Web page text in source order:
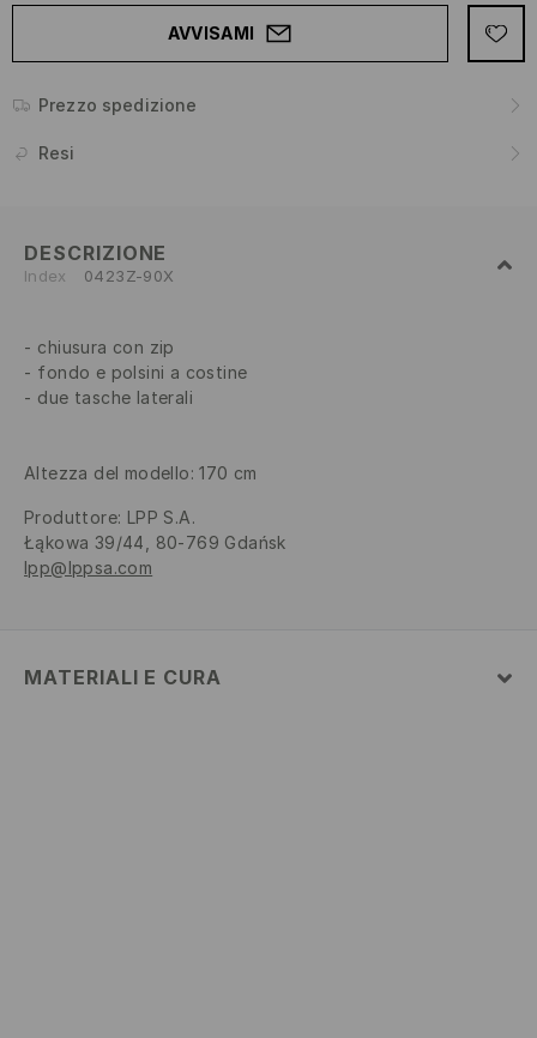
AVVISAMI
Prezzo spedizione
Resi
DESCRIZIONE
Index 0423Z-90X
chiusura con zip
fondo e polsini a costine
due tasche laterali
Altezza del modello: 170 cm
Produttore: LPP S.A.
Łąkowa 39/44, 80-769 Gdańsk
lpp@lppsa.com
MATERIALI E CURA